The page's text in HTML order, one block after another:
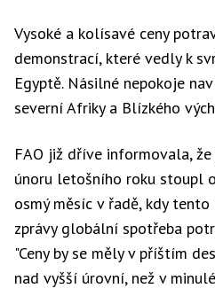
Vysoké a kolísavé ceny
demonstrací, které vedly k
Egyptě. Násilné nepokoje
severní Afriky a Blízkého
FAO již dříve informovala,
únoru letošního roku stoupl
osmý měsíc v řadě, kdy
zprávy globální spotřeba
"Ceny by se měly v příštím
nad vyšší úrovní, než v